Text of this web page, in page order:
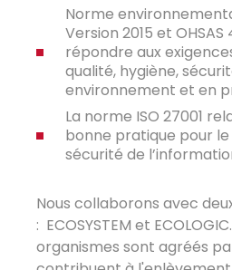
Norme
Version 2015 et OHSAS
répondre aux
qualité, hygiène,
environnement et en
La norme ISO 27001
bonne pratique pour
sécurité de
Nous collaborons avec
: ECOSYSTEM et
organismes sont agréés